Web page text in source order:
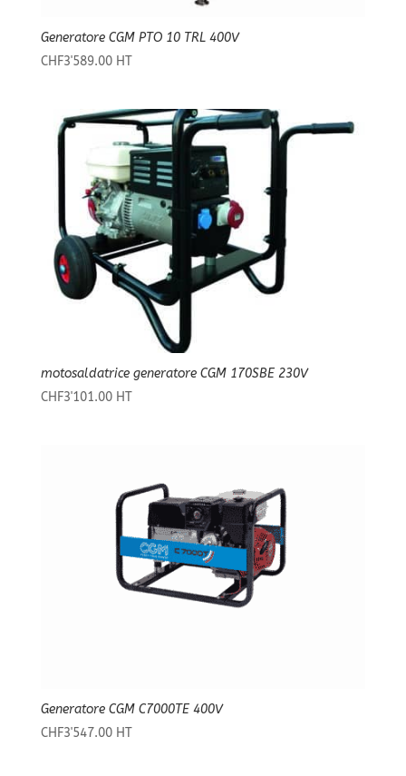
Generatore CGM PTO 10 TRL 400V
CHF3'589.00 HT
motosaldatrice generatore CGM 170SBE 230V
CHF3'101.00 HT
Generatore CGM C7000TE 400V
CHF3'547.00 HT